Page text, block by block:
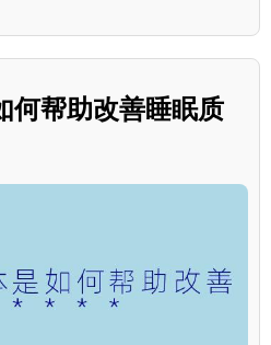
何帮助改善睡眠质